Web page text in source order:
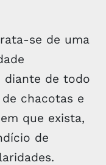
se de uma
diante de todo
chacotas e
que exista,
de